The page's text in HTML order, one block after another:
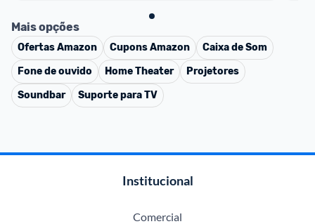
Mais opções
OfertasAmazon CuponsAmazon
Caixa de Som
Fone de ouvido
Home Theater
Projetores
Soundbar
Suporte para TV
Institucional
Comercial